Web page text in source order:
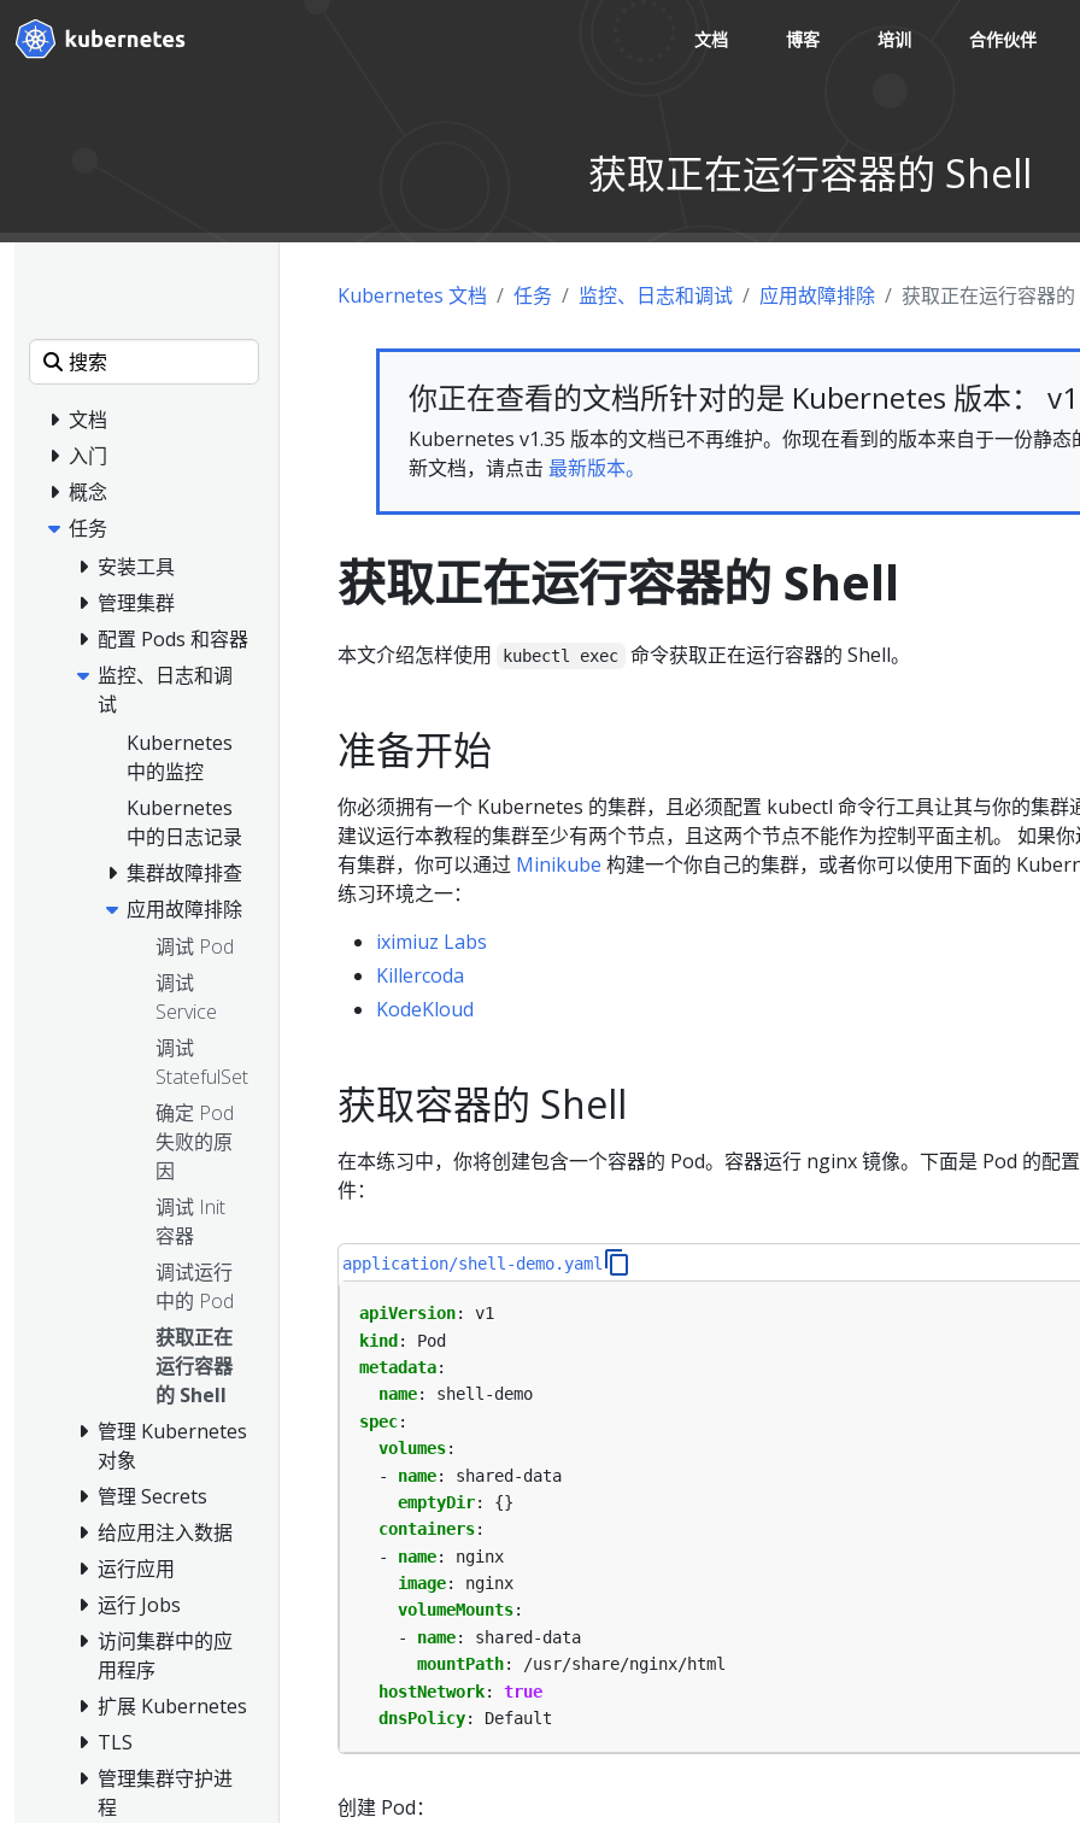
文档 博客 培训 合作伙伴
获取正在运行容器的 Shell
文档
入门
概念
任务
安装工具
管理集群
配置 Pods 和容器
监控、日志和调
试
Kubernetes
中的监控
Kubernetes
中的日志记录
集群故障排查
应用故障排除
调试 Pod
调试
Service
调试
StatefulSet
确定 Pod
失败的原
因
调试 Init
容器
调试运行
中的 Pod
获取正在
运行容器
的 Shell
管理 Kubernetes
对象
管理 Secrets
给应用注入数据
运行应用
运行 Jobs
访问集群中的应
用程序
扩展 Kubernetes
TLS
管理集群守护进
程
Kubernetes 文档 任务 监控、日志和调试 应用故障排除 获取正在运行容器
你正在查看的文档所针对的是 Kubernetes 版本：
Kubernetes v1.35 版本的文档已不再维护。你现在看到的版本来自于一份静态
新文档，请点击 最新版本。
获取正在运行容器的 Shell
本文介绍怎样使用 kubectl exec 命令获取正在运行容器的 Shell。
准备开始
你必须拥有一个 Kubernetes 的集群，且必须配置 kubectl 命令行工具让其与你的集群
建议运行本教程的集群至少有两个节点，且这两个节点不能作为控制平面主机。 如果
有集群，你可以通过 Minikube 构建一个你自己的集群，或者你可以使用下面的
练习环境之一：
iximiuz Labs
Killercoda
KodeKloud
获取容器的 Shell
在本练习中，你将创建包含一个容器的 Pod。容器运行 nginx 镜像。下面是 Pod 的配
件：
application/shell-demo.yaml
apiVersion:
v1
kind:
Pod
metadata:
name:
shell-demo
spec:
volumes:
- name:
shared-data
emptyDir:
{}
containers:
- name:
nginx
image:
nginx
volumeMounts:
- name:
shared-data
mountPath:
/usr/share/nginx/html
hostNetwork:
true
dnsPolicy: Default
创建 Pod：